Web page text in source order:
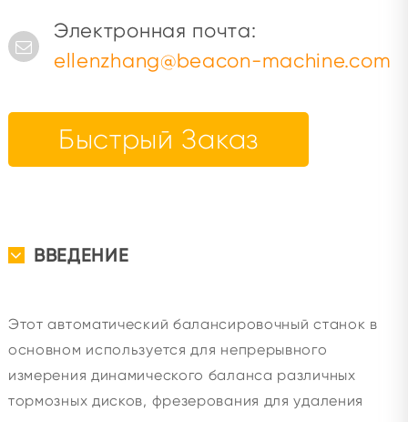
Электронная почта:
ellenzhang@beacon-machine.com
Быстрый Заказ
ВВЕДЕНИЕ
Этот автоматический балансировочный станок в
основном используется для непрерывного
измерения динамического баланса различных
тормозных дисков, фрезерования для удаления